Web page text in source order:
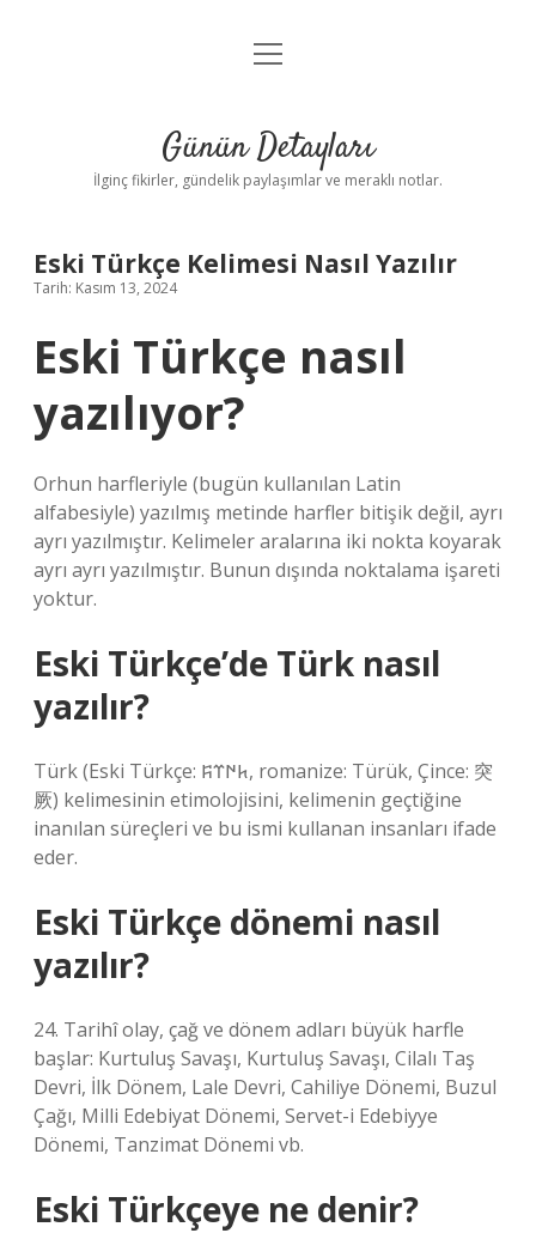
Gizlilik Politikası
Yasal Uyarı
menüyü
Günün Detayları
İlginç fikirler, gündelik paylaşımlar ve meraklı notlar.
Eski Türkçe Kelimesi Nasıl Yazılır
Tarih: Kasım 13, 2024
Eski Türkçe nasıl
yazılıyor?
Orhun harfleriyle (bugün kullanılan Latin
alfabesiyle) yazılmış metinde harfler bitişik değil, ayrı
ayrı yazılmıştır. Kelimeler aralarına iki nokta koyarak
ayrı ayrı yazılmıştır. Bunun dışında noktalama işareti
yoktur.
Eski Türkçe’de Türk nasıl
yazılır?
Türk (Eski Türkçe: 𐱅𐰇𐰼𐰰, romanize: Türük, Çince: 突
厥) kelimesinin etimolojisini, kelimenin geçtiğine
inanılan süreçleri ve bu ismi kullanan insanları ifade
eder.
Eski Türkçe dönemi nasıl
yazılır?
24. Tarihî olay, çağ ve dönem adları büyük harfle
başlar: Kurtuluş Savaşı, Kurtuluş Savaşı, Cilalı Taş
Devri, İlk Dönem, Lale Devri, Cahiliye Dönemi, Buzul
Çağı, Milli Edebiyat Dönemi, Servet-i Edebiyye
Dönemi, Tanzimat Dönemi vb.
Eski Türkçeye ne denir?